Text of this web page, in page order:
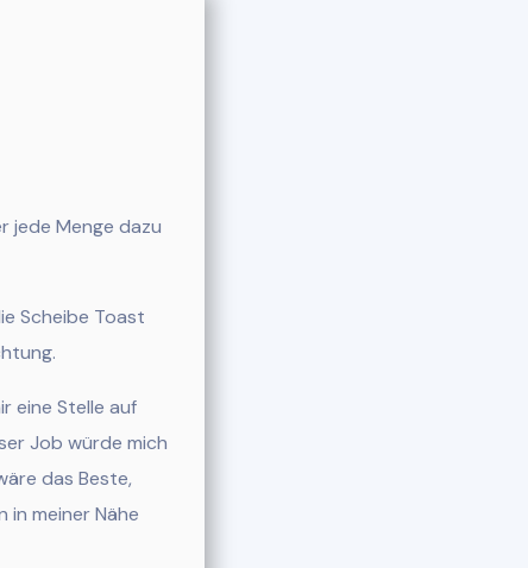
jede Menge dazu
Scheibe Toast
eine Stelle auf
Job würde mich
das Beste,
in meiner Nähe